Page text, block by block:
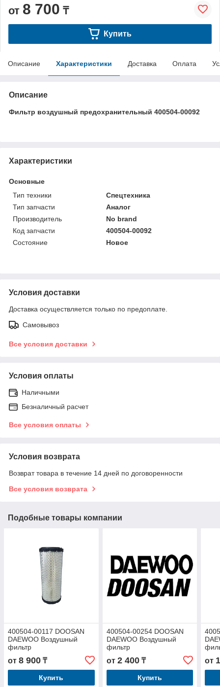
от 8 700 ₸
Купить
Описание Характеристики Доставка Оплата
Описание
Фильтр воздушный предохранительный 400504-00092
Характеристики
Основные
Тип техники
Спецтехника
Тип запчасти
Аналог
Производитель
No brand
Код запчасти
400504-00092
Состояние
Новое
Условия доставки
Доставка осуществляется только по предоплате.
Самовывоз
Все условия доставки
Условия оплаты
Наличными
Безналичный расчет
Все условия оплаты
Условия возврата
Возврат товара в течение 14 дней по договоренности
Все условия возврата
Подобные товары компании
400504-00117 DOOSAN
DAEWOO Воздушный
фильтр
от 8 900 ₸
Купить
400504-00254 DOOSAN
DAEWOO Воздушный
фильтр
от 2 400₸
Купить
от